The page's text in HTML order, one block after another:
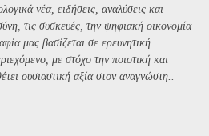
νέα, ειδήσεις, αναλύσεις και
τις συσκευές, την ψηφιακή οικονομία
μας βασίζεται σε ερευνητική
με στόχο την ποιοτική και
ουσιαστική αξία στον αναγνώστη..